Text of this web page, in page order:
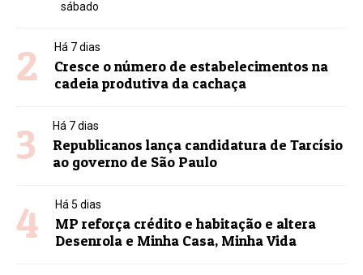
sábado
2 Há 7 dias
Cresce o número de estabelecimentos na
cadeia produtiva da cachaça
3 Há 7 dias
Republicanos lança candidatura de Tarcísio
ao governo de São Paulo
4 Há 5 dias
MP reforça crédito e habitação e altera
Desenrola e Minha Casa, Minha Vida